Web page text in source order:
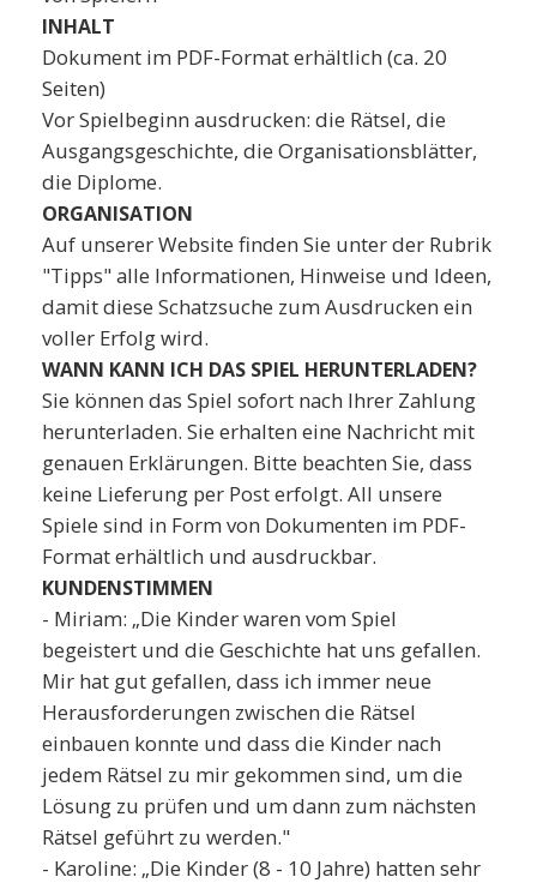
INHALT
Dokument im PDF-Format erhältlich (ca. 20
Seiten)
Vor Spielbeginn ausdrucken: die Rätsel, die
Ausgangsgeschichte, die Organisationsblätter,
die Diplome.
ORGANISATION
Auf unserer Website finden Sie unter der Rubrik
"Tipps" alle Informationen, Hinweise und Ideen,
damit diese Schatzsuche zum Ausdrucken ein
voller Erfolg wird.
WANN KANN ICH DAS SPIEL HERUNTERLADEN?
Sie können das Spiel sofort nach Ihrer Zahlung
herunterladen. Sie erhalten eine Nachricht mit
genauen Erklärungen. Bitte beachten Sie, dass
keine Lieferung per Post erfolgt. All unsere
Spiele sind in Form von Dokumenten im PDF-
Format erhältlich und ausdruckbar.
KUNDENSTIMMEN
- Miriam: „Die Kinder waren vom Spiel
begeistert und die Geschichte hat uns gefallen.
Mir hat gut gefallen, dass ich immer neue
Herausforderungen zwischen die Rätsel
einbauen konnte und dass die Kinder nach
jedem Rätsel zu mir gekommen sind, um die
Lösung zu prüfen und um dann zum nächsten
Rätsel geführt zu werden."
- Karoline: „Die Kinder (8 - 10 Jahre) hatten sehr